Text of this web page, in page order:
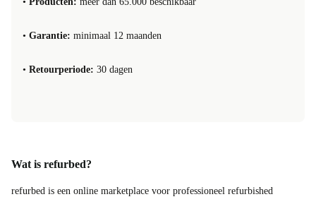
• Garantie: minimaal 12 maanden
• Retourperiode: 30 dagen
Wat is refurbed?
refurbed is een online marketplace voor professioneel refurbished